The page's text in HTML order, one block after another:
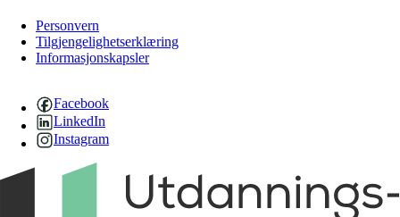
Personvern
Tilgjengelighetserklæring
Informasjonskapsler
Facebook
LinkedIn
Instagram